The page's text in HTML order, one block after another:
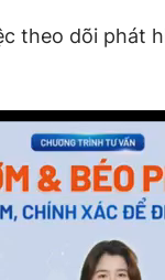
theo dõi phát